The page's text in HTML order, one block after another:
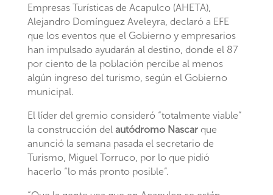
Empresas Turísticas de Acapulco (AHETA),
Alejandro Domínguez Aveleyra, declaró a EFE
que los eventos que el Gobierno y empresarios
han impulsado ayudarán al destino, donde el 87
por ciento de la población percibe al menos
algún ingreso del turismo, según el Gobierno
municipal.
El líder del gremio consideró “totalmente viable”
la construcción del autódromo Nascarque
anunció la semana pasada el secretario de
Turismo, Miguel Torruco, por lo que pidió
hacerlo “lo más pronto posible”.